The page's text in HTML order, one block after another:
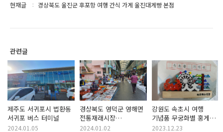
현재글 경상북도 울진군 후포항 여행 간식 가게 울진대게빵 본점
관련글
제주도 서귀포시 법환동
서귀포 버스 터미널
2024.01.05
경상북도 영덕군 영해면
전통재래시장
영해만세시장 오일장
2024.01.02
강원도 속초시 여행
기념품 무궁화별 홍게
속초해수욕장 오징어
2023.12.23